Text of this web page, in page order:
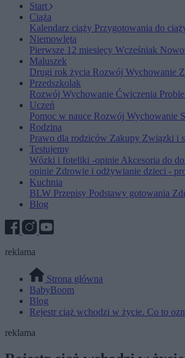
Start
Ciąża
Kalendarz ciąży Przygotowania do
Niemowlęta
Pierwsze 12 miesięcy Wcześniak
Maluszek
Drugi rok życia Rozwój Wychowanie
Przedszkolak
Rozwój Wychowanie Ćwiczenia
Uczeń
Pomoc w nauce Rozwój Wychowanie
Rodzina
Prawo dla rodziców Zakupy Związki i
Testujemy
Wózki i foteliki -opinieAkcesoria do
opinie Zdrowie i odżywianie dzieci -
Kuchnia
BLW Przepisy Podstawy gotowania
Blog
reklama
Strona główna
BabyBoom
Blog
Rejestr ciąż wchodzi w życie. Co to
reklama